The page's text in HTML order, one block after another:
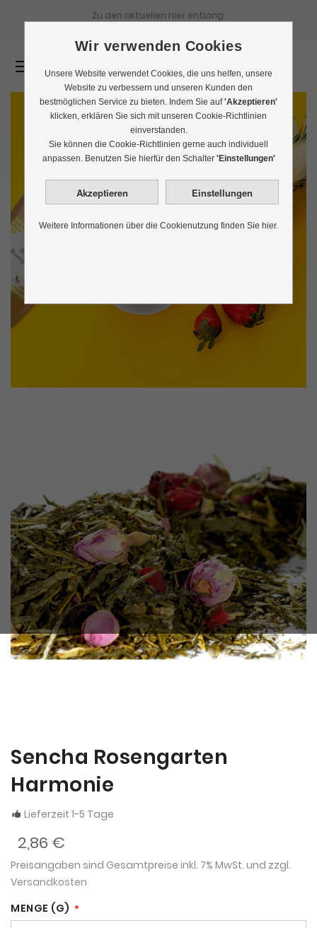
Zu den aktuellen hier entlang.
Sencha Rosengarten
Harmonie
Lieferzeit 1-5 Tage
2,86 €
Preisangaben sind Gesamtpreise inkl. 7% MwSt. und zzgl.
Versandkosten
MENGE (G)
Wir verwenden Cookies
Unsere Website verwendet Cookies, die uns helfen, unsere
Website zu verbessern und unseren Kunden den
bestmöglichen Service zu bieten. Indem Sie auf'Akzeptieren'
klicken, erklären Sie sich mit unseren Cookie-Richtlinien
einverstanden.
Sie können die Cookie-Richtlinien gerne auch individuell
anpassen. Benutzen Sie hierfür den Schalter 'Einstellungen'
Weitere Informationen über die Cookienutzung finden Sie hier.